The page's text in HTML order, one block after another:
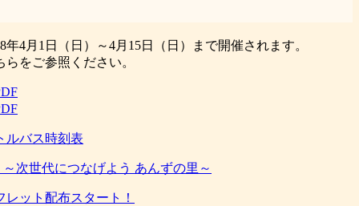
4月1日（日）～4月15日（日）まで開催されます。
をご参照ください。
ルバス時刻表
次世代につなげよう あんずの里～
ット配布スタート！